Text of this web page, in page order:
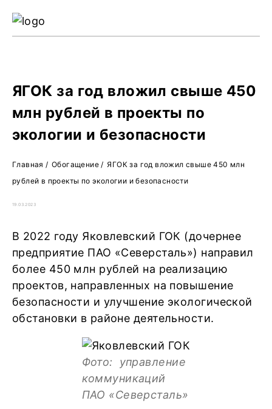
ЯГОК за год вложил свыше 450
млн рублей в проекты по
экологии и безопасности
Главная / Обогащение/ ЯГОК за год вложил свыше 450 млн
рублей в проекты по экологии и безопасности
19.03.2023
В 2022 году Яковлевский ГОК (дочернее
предприятие ПАО «Северсталь») направил
более 450 млн рублей на реализацию
проектов, направленных на повышение
безопасности и улучшение экологической
обстановки в районе деятельности.
Фото: управление
коммуникаций
ПАО «Северсталь»